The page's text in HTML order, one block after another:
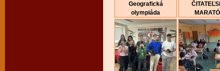
Geografická
olympiáda